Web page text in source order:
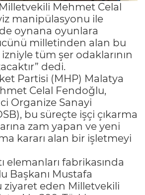
Mehmet Celal
manipülasyonu ile
oynana oyunlara
milletinden alan bu
izniyle tüm şer odaklarının
dedi.
Partisi (MHP) Malatya
Celal Fendoğlu,
Organize Sanayi
bu süreçte işçi çıkarma
zam yapan ve yeni
kararı alan bir işletmeyi
elemanları fabrikasında
Başkanı Mustafa
ziyaret eden Milletvekili